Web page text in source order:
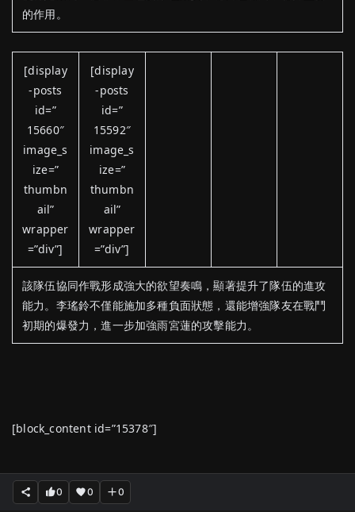
的作用。
[display
-posts
id=”
15660″
image_s
ize=”
thumbn
ail”
wrapper
=”div”]
[display
-posts
id=”
15592″
image_s
ize=”
thumbn
ail”
wrapper
=”div”]
該隊伍協同作戰形成強大的欲望奏鳴，顯著提升了隊伍的進攻
能力。李瑤鈴不僅能施加多種負面狀態，還能增強隊友在戰鬥
初期的爆發力，進一步加強雨宮蓮的攻擊能力。
[block_content id=”15378″]
0 0 0